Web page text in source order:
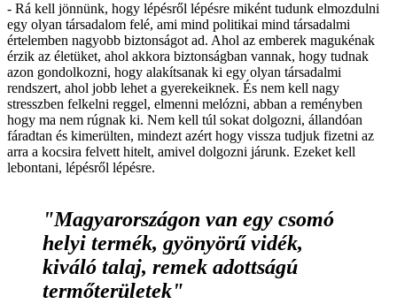
- Rá kell jönnünk, hogy lépésről lépésre miként tudunk elmozdulni
egy olyan társadalom felé, ami mind politikai mind társadalmi
értelemben nagyobb biztonságot ad. Ahol az emberek magukénak
érzik az életüket, ahol akkora biztonságban vannak, hogy tudnak
azon gondolkozni, hogy alakítsanak ki egy olyan társadalmi
rendszert, ahol jobb lehet a gyerekeiknek. És nem kell nagy
stresszben felkelni reggel, elmenni melózni, abban a reményben
hogy ma nem rúgnak ki. Nem kell túl sokat dolgozni, állandóan
fáradtan és kimerülten, mindezt azért hogy vissza tudjuk fizetni az
arra a kocsira felvett hitelt, amivel dolgozni járunk. Ezeket kell
lebontani, lépésről lépésre.
"Magyarországon van egy csomó
helyi termék, gyönyörű vidék,
kiváló talaj, remek adottságú
termőterületek"